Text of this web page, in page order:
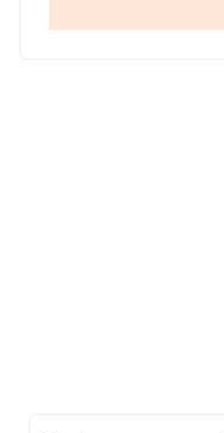
Las Palmas), en la